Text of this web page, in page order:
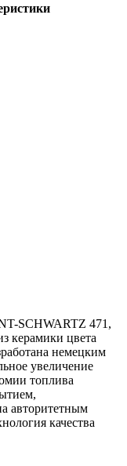
SCHWARTZ 471,
цвета
немецким
увеличение
топлива
авторитетным
качества